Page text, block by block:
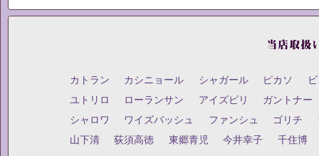
カトラン カシニョール シャガール ピカソ
ユトリロ
ローランサン アイズピリ
ガントナー
シャロワ
ワイズバッシュ ファンシュ ゴリチ
山下清
荻須高徳 東郷青児 今井幸子 千住博